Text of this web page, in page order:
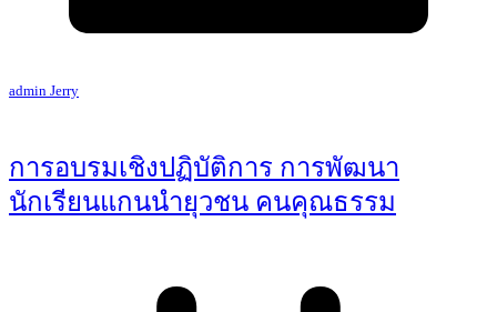
admin Jerry
การอบรมเชิงปฏิบัติการ การพัฒนา
นักเรียนแกนนำยุวชน คนคุณธรรม